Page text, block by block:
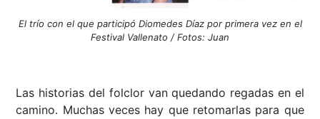
El trío con el que participó Diomedes Díaz por primera vez en el
Festival Vallenato / Fotos: Juan
Las historias del folclor van quedando regadas en el
camino. Muchas veces hay que retomarlas para que